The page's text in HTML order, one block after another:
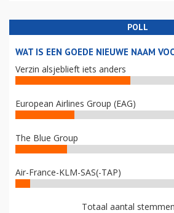
POLL
WAT IS EEN GOEDE NIEUWE NAAM
Verzin alsjeblieft iets anders
European Airlines Group (EAG)
The Blue Group
Air-France-KLM-SAS(-TAP)
Totaal aantal